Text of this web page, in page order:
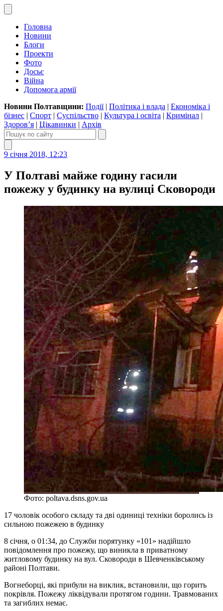
Головна
Новини
Блоги
Проекти
Фото
Досьє
Війна
Допомога армії
Новини Полтавщини: Події| Політика і влада | Економіка і
бізнес | Спорт | Суспільство | Культура і освіта | Кримінал |
Здоров’я | Цікавинки | Архів
9 січня 2018, 12:23
У Полтаві майже годину гасили
пожежу у будинку на вулиці Сковороди
Фото: poltava.dsns.gov.ua
17 чоловік особого складу та дві одиниці техніки боролись із
сильною пожежею в будинку
8 січня, о 01:34, до Служби порятунку «101» надійшло
повідомлення про пожежу, що виникла в приватному
житловому будинку на вул. Сковороди в Шевченківському
районі Полтави.
Вогнеборці, які прибули на виклик, встановили, що горить
покрівля. Пожежу ліквідували протягом години. Травмованих
та загиблих немає.